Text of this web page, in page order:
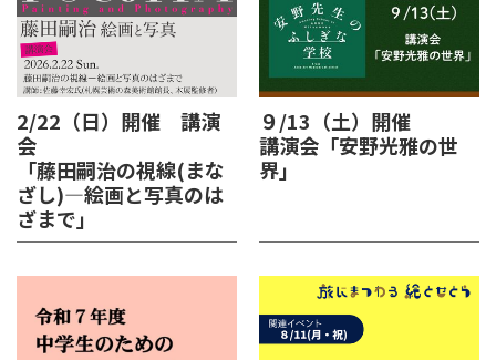
2/22（日）開催 講演
会
「藤田嗣治の視線(まな
ざし)―絵画と写真のは
ざまで」
９/13（土）開催
講演会「安野光雅の世
界」